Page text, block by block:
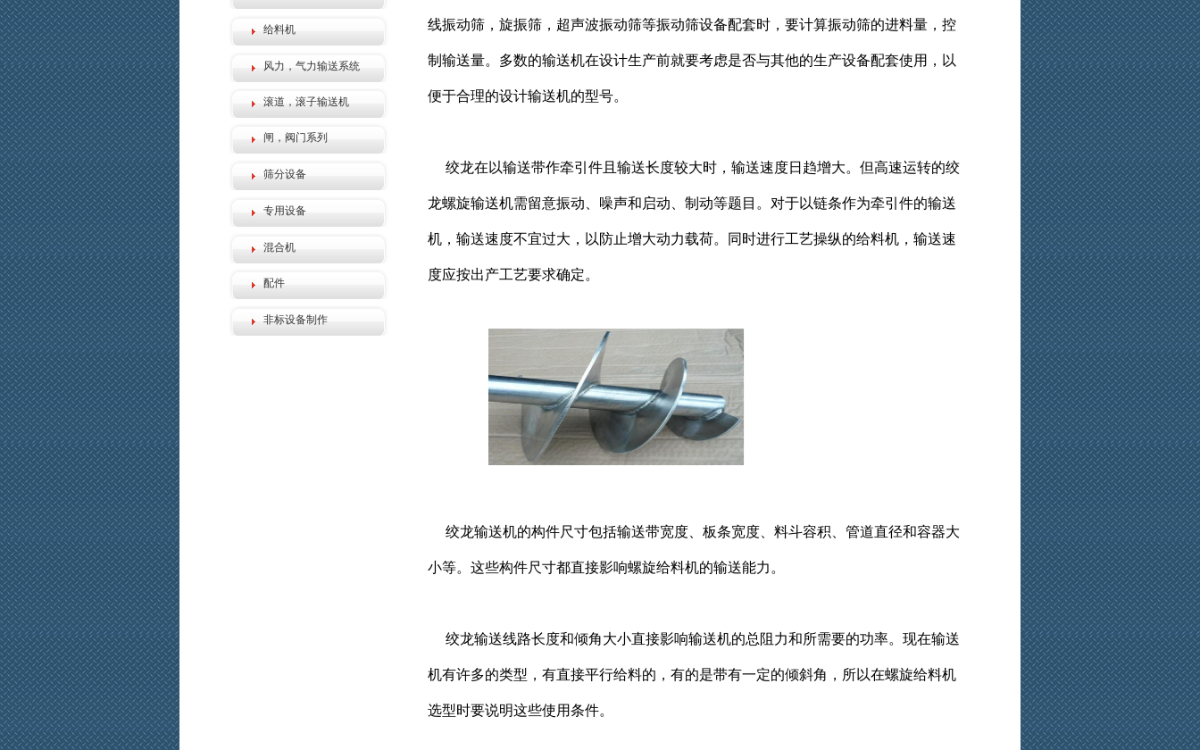
给料机
风力，气力输送系统
滚道，滚子输送机
闸，阀门系列
筛分设备
专用设备
混合机
配件
非标设备制作
线振动筛，旋振筛，超声波振动筛等振动筛设备配套时，要计算振动筛的进料量，控
制输送量。多数的输送机在设计生产前就要考虑是否与其他的生产设备配套使用，以
便于合理的设计输送机的型号。
绞龙在以输送带作牵引件且输送长度较大时，输送速度日趋增大。但高速运转的绞
龙螺旋输送机需留意振动、噪声和启动、制动等题目。对于以链条作为牵引件的输送
机，输送速度不宜过大，以防止增大动力载荷。同时进行工艺操纵的给料机，输送速
度应按出产工艺要求确定。
绞龙输送机的构件尺寸包括输送带宽度、板条宽度、料斗容积、管道直径和容器大
小等。这些构件尺寸都直接影响螺旋给料机的输送能力。
绞龙输送线路长度和倾角大小直接影响输送机的总阻力和所需要的功率。现在输送
机有许多的类型，有直接平行给料的，有的是带有一定的倾斜角，所以在螺旋给料机
选型时要说明这些使用条件。